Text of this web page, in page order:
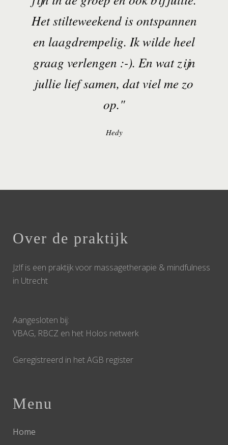
Het stilteweekend is ontspannen
en laagdrempelig. Ik wilde heel
graag verlengen :-). En wat zijn
jullie lief samen, dat viel me zo
op."
Hedy
Over de praktijk
Jzlf is een praktijk voor massagetherapie & mindfulness
in Utrecht
Aangesloten bij:
VBAG, RBCZ en het Holos netwerk
Geregistreerd in het AGB register
Menu
Home